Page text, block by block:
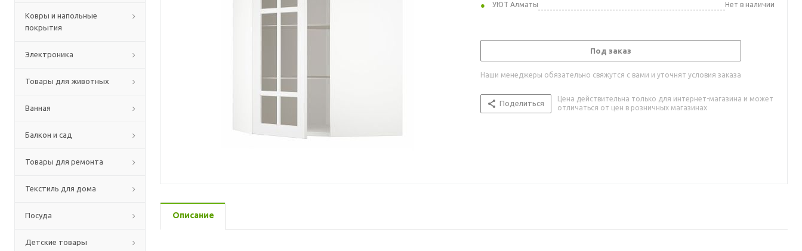
Ковры и напольные
покрытия
Электроника
Товары для животных
Ванная
Балкон и сад
Товары для ремонта
Текстиль для дома
Посуда
Детские товары
УЮТ Алматы
Нет в наличии
Под заказ
Наши менеджеры обязательно свяжутся с вами и уточнят условия заказа
Поделиться
Цена действительна только для интернет-магазина и может
отличаться от цен в розничных магазинах
Описание